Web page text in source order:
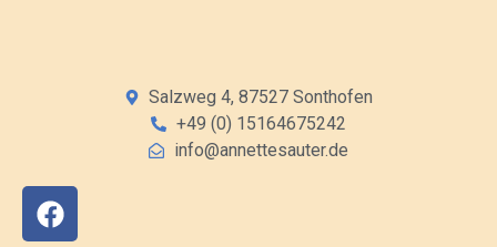
Salzweg 4, 87527 Sonthofen
+49 (0) 15164675242
info@annettesauter.de